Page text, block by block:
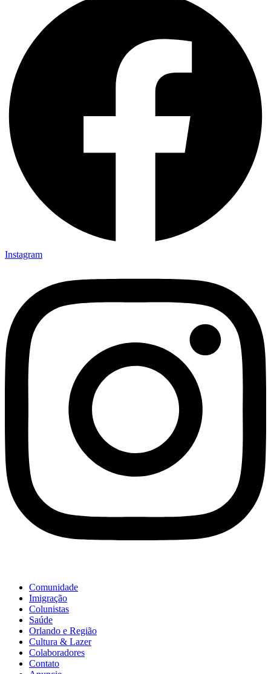
Instagram
Comunidade
Imigração
Colunistas
Saúde
Orlando e Região
Cultura & Lazer
Colaboradores
Contato